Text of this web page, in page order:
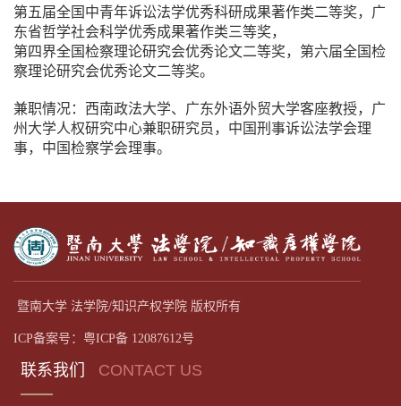
第五届全国中青年诉讼法学优秀科研成果著作类二等奖，广
东省哲学社会科学优秀成果著作类三等奖，
第四界全国检察理论研究会优秀论文二等奖，第六届全国检
察理论研究会优秀论文二等奖。
兼职情况：西南政法大学、广东外语外贸大学客座教授，广
州大学人权研究中心兼职研究员，中国刑事诉讼法学会理
事，中国检察学会理事。
暨南大学 法学院/知识产权学院 版权所有
ICP备案号：粤ICP备 12087612号
联系我们 CONTACT US